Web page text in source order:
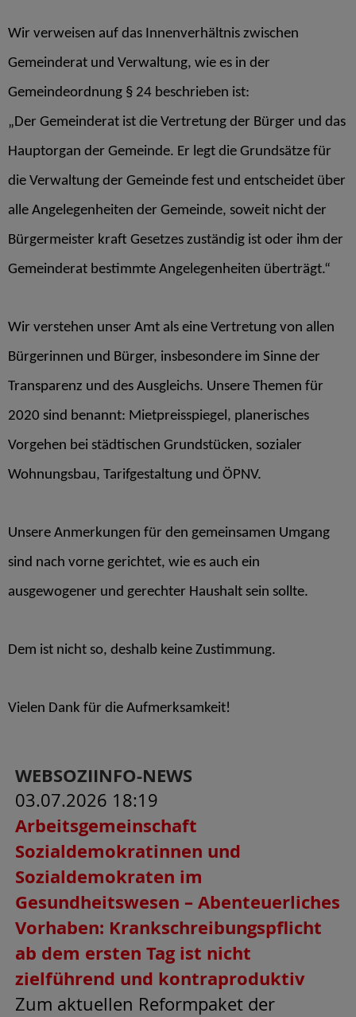
Wir verweisen auf das Innenverhältnis zwischen
Gemeinderat und Verwaltung, wie es in der
Gemeindeordnung § 24 beschrieben ist:
„Der Gemeinderat ist die Vertretung der Bürger und das
Hauptorgan der Gemeinde. Er legt die Grundsätze für
die Verwaltung der Gemeinde fest und entscheidet über
alle Angelegenheiten der Gemeinde, soweit nicht der
Bürgermeister kraft Gesetzes zuständig ist oder ihm der
Gemeinderat bestimmte Angelegenheiten überträgt.“
Wir verstehen unser Amt als eine Vertretung von allen
Bürgerinnen und Bürger, insbesondere im Sinne der
Transparenz und des Ausgleichs. Unsere Themen für
2020 sind benannt: Mietpreisspiegel, planerisches
Vorgehen bei städtischen Grundstücken, sozialer
Wohnungsbau, Tarifgestaltung und ÖPNV.
Unsere Anmerkungen für den gemeinsamen Umgang
sind nach vorne gerichtet, wie es auch ein
ausgewogener und gerechter Haushalt sein sollte.
Dem ist nicht so, deshalb keine Zustimmung.
Vielen Dank für die Aufmerksamkeit!
WEBSOZIINFO-NEWS
03.07.2026 18:19
Arbeitsgemeinschaft
Sozialdemokratinnen und
Sozialdemokraten im
Gesundheitswesen – Abenteuerliches
Vorhaben: Krankschreibungspflicht
ab dem ersten Tag ist nicht
zielführend und kontraproduktiv
Zum aktuellen Reformpaket der